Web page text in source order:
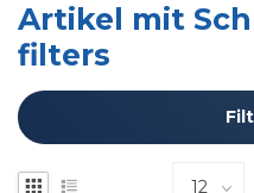
Artikel mit
filters